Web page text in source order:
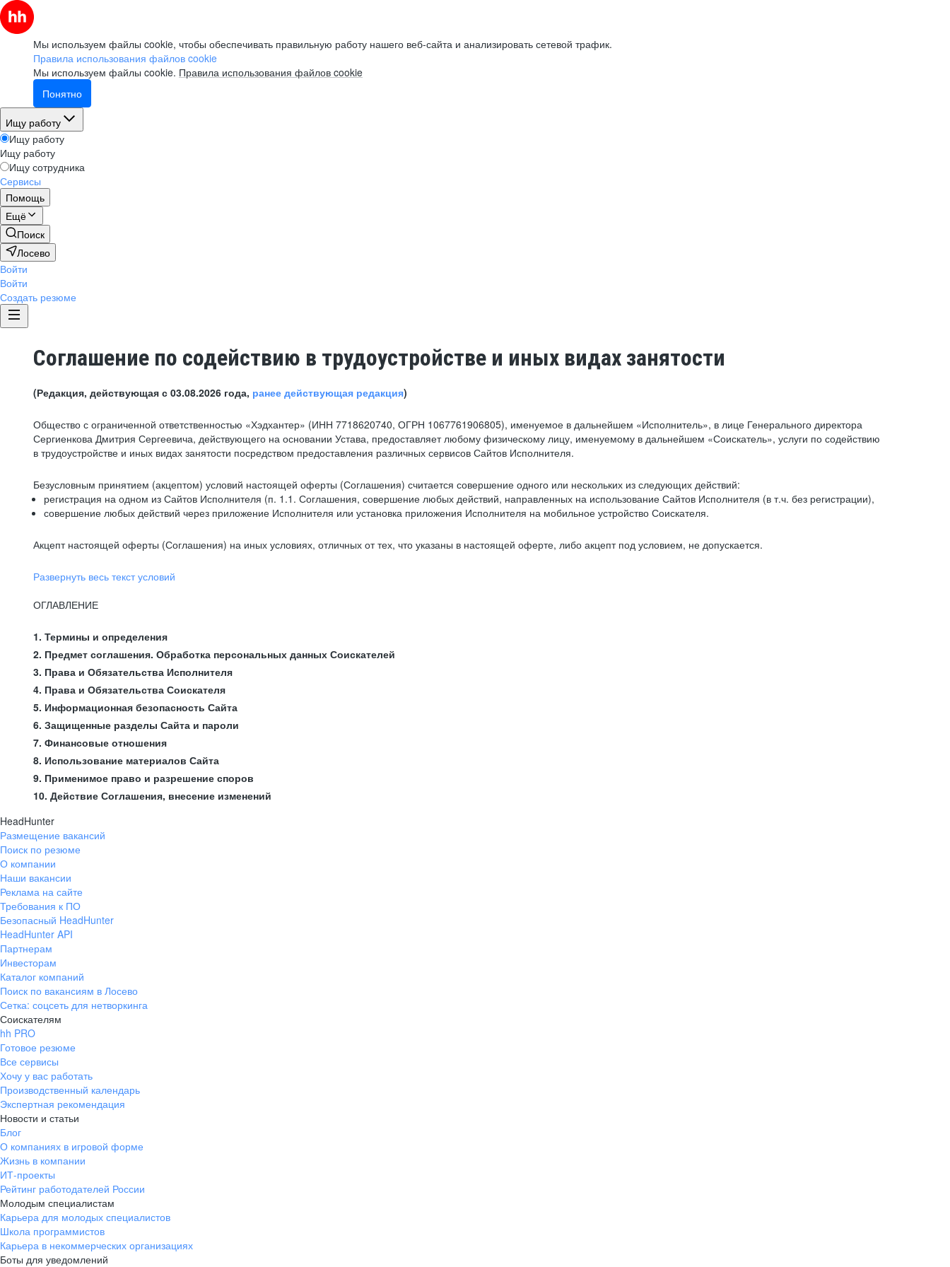
Мы используем файлы cookie, чтобы обеспечивать правильную работу нашего веб-сайта и анализировать сетевой трафик.
Правила использования файлов cookie
Мы используем файлы cookie. Правила использования файлов cookie
Понятно
Ищу работу
Ищу работу
Ищу работу
Ищу сотрудника
Сервисы
Помощь
Ещё
Поиск
Лосево
Войти
Войти
Создать резюме
Соглашение по содействию в трудоустройстве и иных видах занятости
(Редакция, действующая с 03.08.2026 года, ранее действующая редакция)
Общество с ограниченной ответственностью «Хэдхантер» (ИНН 7718620740, ОГРН 1067761906805), именуемое в дальнейшем «Исполнитель», в лице Генерального директора
Сергиенкова Дмитрия Сергеевича, действующего на основании Устава, предоставляет любому физическому лицу, именуемому в дальнейшем «Соискатель», услуги по содействию
в трудоустройстве и иных видах занятости посредством предоставления различных сервисов Сайтов Исполнителя.
Безусловным принятием (акцептом) условий настоящей оферты (Соглашения) считается совершение одного или нескольких из следующих действий:
регистрация на одном из Сайтов Исполнителя (п. 1.1. Соглашения, совершение любых действий, направленных на использование Сайтов Исполнителя (в т.ч. без регистрации),
совершение любых действий через приложение Исполнителя или установка приложения Исполнителя на мобильное устройство Соискателя.
Акцепт настоящей оферты (Соглашения) на иных условиях, отличных от тех, что указаны в настоящей оферте, либо акцепт под условием, не допускается.
Развернуть весь текст условий
ОГЛАВЛЕНИЕ
1. Термины и определения
2. Предмет соглашения. Обработка персональных данных Соискателей
3. Права и Обязательства Исполнителя
4. Права и Обязательства Соискателя
5. Информационная безопасность Сайта
6. Защищенные разделы Сайта и пароли
7. Финансовые отношения
8. Использование материалов Сайта
9. Применимое право и разрешение споров
10. Действие Соглашения, внесение изменений
HeadHunter
Размещение вакансий
Поиск по резюме
О компании
Наши вакансии
Реклама на сайте
Требования к ПО
Безопасный HeadHunter
HeadHunter API
Партнерам
Инвесторам
Каталог компаний
Поиск по вакансиям в Лосево
Сетка: соцсеть для нетворкинга
Соискателям
hh PRO
Готовое резюме
Все сервисы
Хочу у вас работать
Производственный календарь
Экспертная рекомендация
Новости и статьи
Блог
О компаниях в игровой форме
Жизнь в компании
ИТ-проекты
Рейтинг работодателей России
Молодым специалистам
Карьера для молодых специалистов
Школа программистов
Карьера в некоммерческих организациях
Боты для уведомлений